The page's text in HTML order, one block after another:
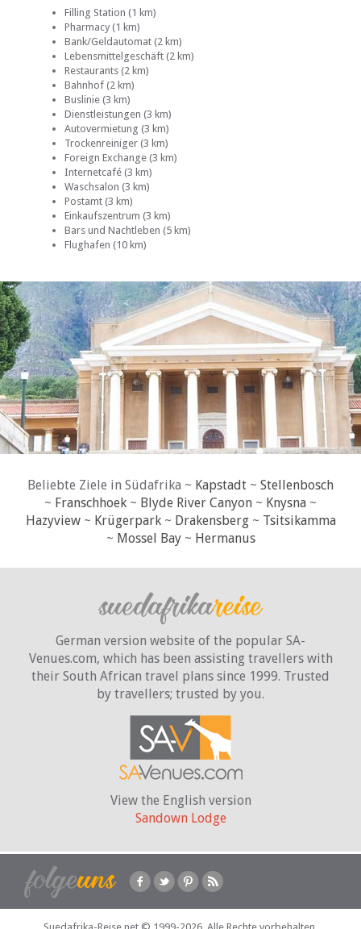
Filling Station (1 km)
Pharmacy (1 km)
Bank/Geldautomat (2 km)
Lebensmittelgeschäft (2 km)
Restaurants (2 km)
Bahnhof (2 km)
Buslinie (3 km)
Dienstleistungen (3 km)
Autovermietung (3 km)
Trockenreiniger (3 km)
Foreign Exchange (3 km)
Internetcafé (3 km)
Waschsalon (3 km)
Postamt (3 km)
Einkaufszentrum (3 km)
Bars und Nachtleben (5 km)
Flughafen (10 km)
Beliebte Ziele in Südafrika ~ Kapstadt ~ Stellenbosch
~ Franschhoek ~ Blyde River Canyon ~ Knysna ~
Hazyview~ Krügerpark~ Drakensberg~ Tsitsikamma
~ Mossel Bay~ Hermanus
German version website of the popular SA-
Venues.com, which has been assisting travellers with
their South African travel plans since 1999. Trusted
by travellers; trusted by you.
View the English version
Sandown Lodge